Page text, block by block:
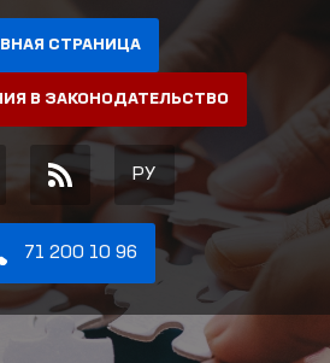
СТРАНИЦА
В ЗАКОНОДАТЕЛЬСТВО
РУ
71 200 10 96